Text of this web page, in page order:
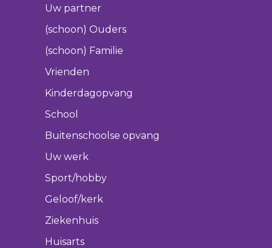
Uw partner
(schoon) Ouders
(schoon) Familie
Vrienden
Kinderdagopvang
School
Buitenschoolse opvang
Uw werk
Sport/hobby
Geloof/kerk
Ziekenhuis
Huisarts